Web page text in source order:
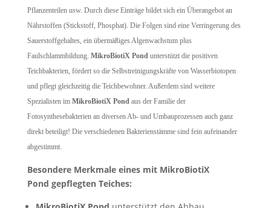
Pflanzenteilen usw. Durch diese Einträge bildet sich ein Überangebot an
Nährstoffen (Stickstoff, Phosphat). Die Folgen sind eine Verringerung des
Sauerstoffgehaltes, ein übermäßiges Algenwachstum plus
Faulschlammbildung. MikroBiotiX Pondunterstützt die positiven
Teichbakterien, fördert so die Selbstreinigungskräfte von Wasserbiotopen
und pflegt gleichzeitig die Teichbewohner. Außerdem sind weitere
Spezialisten im MikroBiotiX Pondaus der Familie der
Fotosynthesebakterien an diversen Ab- und Umbauprozessen auch ganz
direkt beteiligt! Die verschiedenen Bakterienstämme sind fein aufeinander
abgestimmt.
Besondere Merkmale eines mit MikroBiotiX
Pond gepflegten Teiches: